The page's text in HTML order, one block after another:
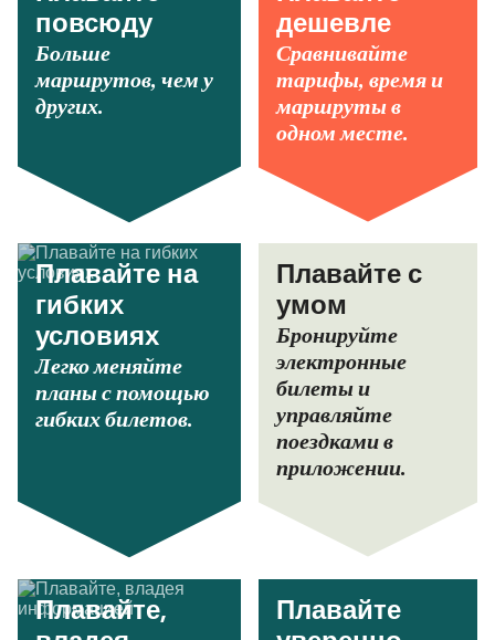
повсюду
Больше
маршрутов, чем у
других.
дешевле
Сравнивайте
тарифы, время и
маршруты в
одном месте.
Плавайте на
гибких
условиях
Легко меняйте
планы с помощью
гибких билетов.
Плавайте с
умом
Бронируйте
электронные
билеты и
управляйте
поездками в
приложении.
Плавайте,
Плавайте